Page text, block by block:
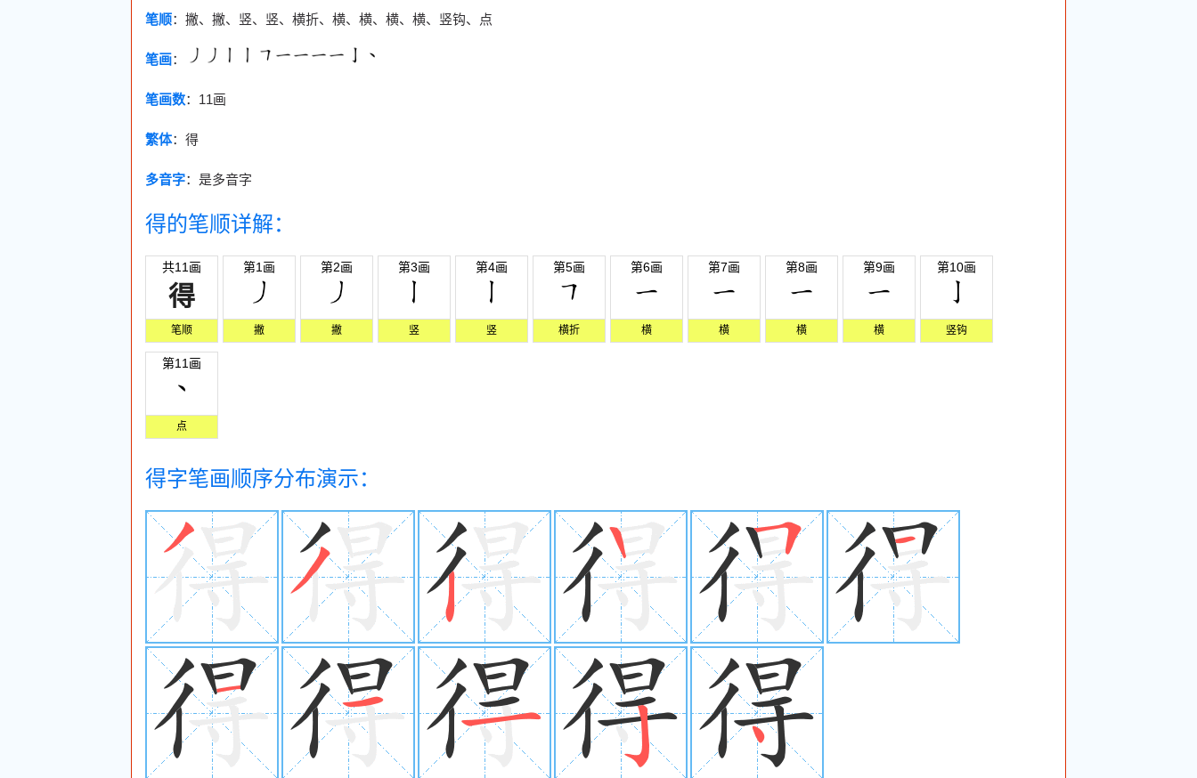
笔顺：撇、撇、竖、竖、横折、横、横、横、横、竖钩、点
笔画：
笔画数： 11画
繁体：得
多音字：是多音字
得的笔顺详解：
共11画
得
笔顺
第1画
撇
第2画
撇
第3画
竖
第4画
竖
第5画
横折
第6画
横
第7画
横
第8画
横
第9画
横
第10画
竖钩
第11画
点
得字笔画顺序分布演示：